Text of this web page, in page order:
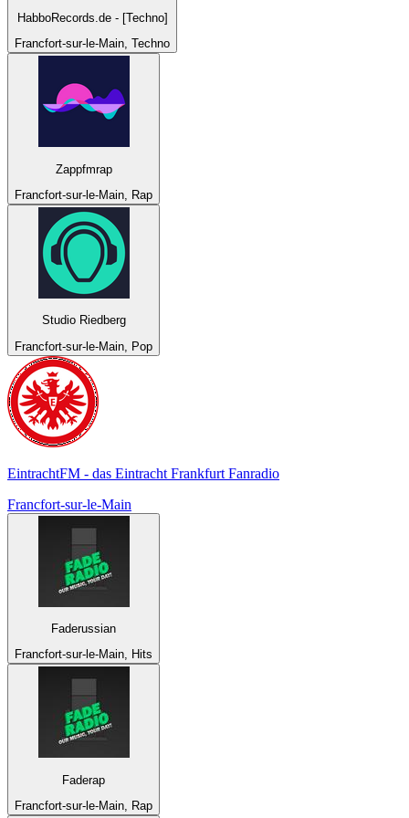
HabboRecords.de - [Techno]
Francfort-sur-le-Main, Techno
Zappfmrap
Francfort-sur-le-Main, Rap
Studio Riedberg
Francfort-sur-le-Main, Pop
EintrachtFM - das Eintracht Frankfurt Fanradio
Francfort-sur-le-Main
Faderussian
Francfort-sur-le-Main, Hits
Faderap
Francfort-sur-le-Main, Rap